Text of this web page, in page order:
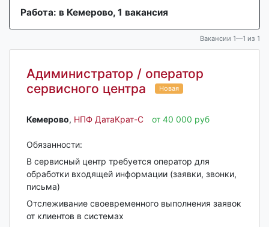
Работа: в Кемерово, 1 вакансия
Вакансии 1—1 из 1
Адиминистратор / оператор
сервисного центра
Новая
Кемерово‎, НПФ ДатаКрат-С от 40 000 руб
Обязанности:
В сервисный центр требуется оператор для
обработки входящей информации (заявки, звонки,
письма)
Отслеживание своевременного выполнения заявок
от клиентов в системах